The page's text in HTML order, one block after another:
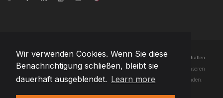
Wir verwenden Cookies. Wenn Sie diese
Benachrichtigung schließen, bleibt sie
dauerhaft ausgeblendet. Learn more
© Urheberrecht2026 Team Extension AG Liechtenstein - Alle Rechte vorbehalten
Changelog● Durch die Nutzung dieser Website erklären Sie sich mit unseren
Nutzungsbedingungen und unserer Datenschutzerklärung einverstanden.